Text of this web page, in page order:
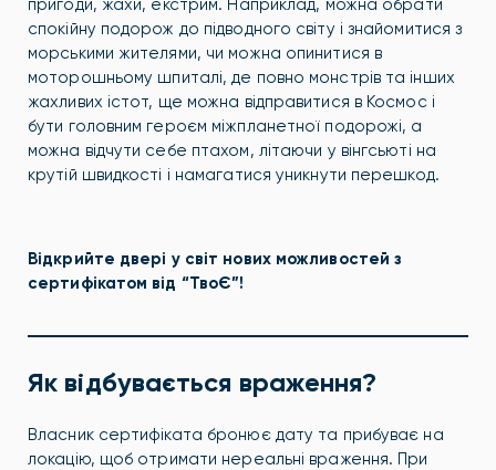
пригоди, жахи, екстрим. Наприклад, можна обрати
спокійну подорож до підводного світу і знайомитися з
морськими жителями, чи можна опинитися в
моторошньому шпиталі, де повно монстрів та інших
жахливих істот, ще можна відправитися в Космос і
бути головним героєм міжпланетної подорожі, а
можна відчути себе птахом, літаючи у вінгсьюті на
крутій швидкості і намагатися уникнути перешкод.
Відкрийте двері у світ нових можливостей з
сертифікатом від “ТвоЄ”!
Як відбувається враження?
Власник сертифіката бронює дату та прибуває на
локацію, щоб отримати нереальні враження. При